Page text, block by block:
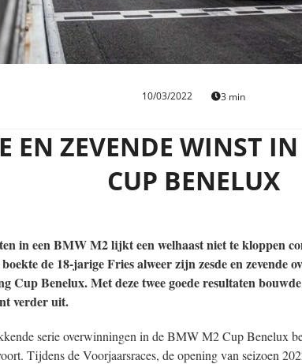
10/03/2022 3 min
EN ZEVENDE WINST
CUP BENELUX
in een BMW M2 lijkt een welhaast niet te kloppen
de 18-jarige Fries alweer zijn zesde en
Cup Benelux. Met deze twee goede resultaten
verder uit.
serie overwinningen in de BMW M2 Cup Benelux
Tijdens de Voorjaarsraces, de opening van seizoen